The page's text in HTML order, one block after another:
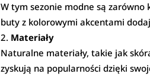
W tym sezonie modne są zarówno
buty z kolorowymi akcentami
Materiały
Naturalne materiały, takie jak
zyskują na popularności dzięki